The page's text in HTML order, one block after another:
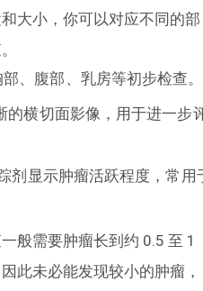
大小，你可以对应不同的部
、腹部、乳房等初步检查。
的横切面影像，用于进一步
剂显示肿瘤活跃程度，常用
般需要肿瘤长到约 0.5 至 1
此未必能发现较小的肿瘤，